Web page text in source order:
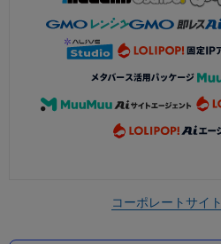
コーポレートサイト